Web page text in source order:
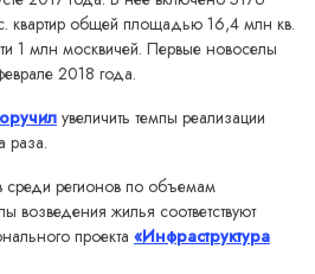
квартир общей площадью 16,4 млн кв.
1 млн москвичей. Первые новоселы
2018 года.
увеличить темпы реализации
раза.
регионов по объемам
возведения жилья соответствуют
проекта «Инфраструктура